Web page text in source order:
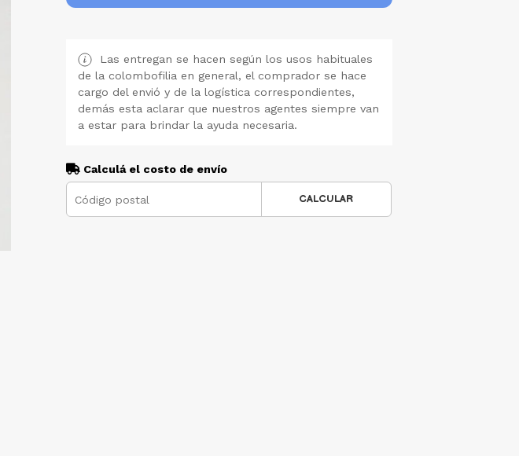
Las entregan se hacen según los usos habituales
de la colombofilia en general, el comprador se hace
cargo del envió y de la logística correspondientes,
demás esta aclarar que nuestros agentes siempre van
a estar para brindar la ayuda necesaria.
Calculá el costo de envío
CALCULAR